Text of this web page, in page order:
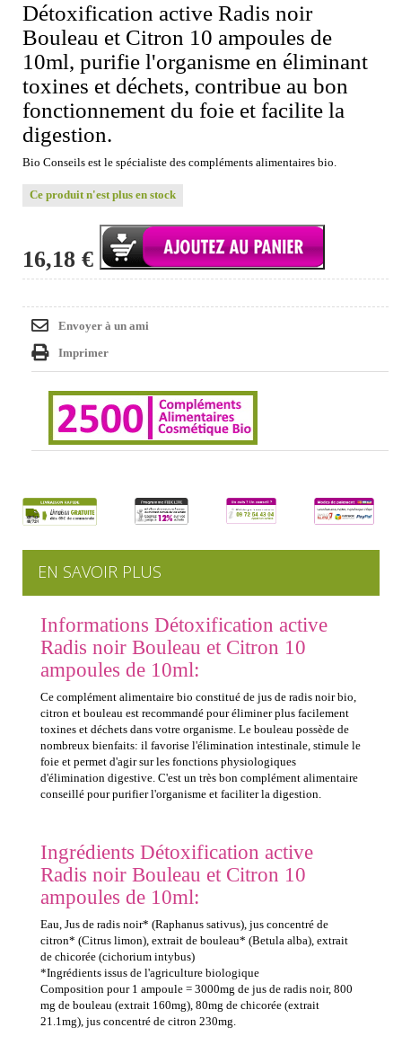
Détoxification active Radis noir
Bouleau et Citron 10 ampoules de
10ml, purifie l'organisme en éliminant
toxines et déchets, contribue au bon
fonctionnement du foie et facilite la
digestion.
Bio Conseils est le spécialiste des compléments alimentaires bio.
Ce produit n'est plus en stock
16,18 €
Envoyer à un ami
Imprimer
EN SAVOIR PLUS
Informations Détoxification active
Radis noir Bouleau et Citron 10
ampoules de 10ml:
Ce complément alimentaire bio constitué de jus de radis noir bio,
citron et bouleau est recommandé pour éliminer plus facilement
toxines et déchets dans votre organisme. Le bouleau possède de
nombreux bienfaits: il favorise l'élimination intestinale, stimule le
foie et permet d'agir sur les fonctions physiologiques
d'élimination digestive. C'est un très bon complément alimentaire
conseillé pour purifier l'organisme et faciliter la digestion.
Ingrédients Détoxification active
Radis noir Bouleau et Citron 10
ampoules de 10ml:
Eau, Jus de radis noir* (Raphanus sativus), jus concentré de
citron* (Citrus limon), extrait de bouleau* (Betula alba), extrait
de chicorée (cichorium intybus)
*Ingrédients issus de l'agriculture biologique
Composition pour 1 ampoule = 3000mg de jus de radis noir, 800
mg de bouleau (extrait 160mg), 80mg de chicorée (extrait
21.1mg), jus concentré de citron 230mg.